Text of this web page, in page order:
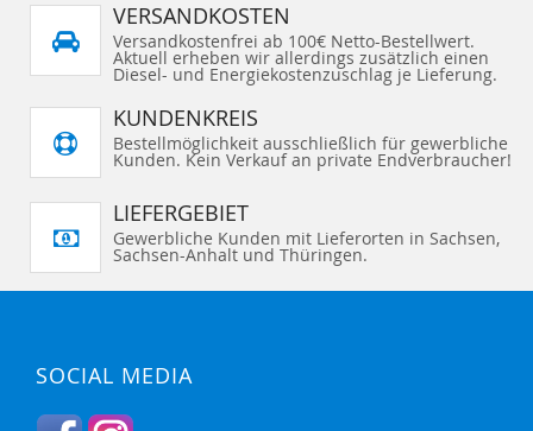
VERSANDKOSTEN
Versandkostenfrei ab 100€ Netto-Bestellwert.
Aktuell erheben wir allerdings zusätzlich einen
Diesel- und Energiekostenzuschlag je Lieferung.
KUNDENKREIS
Bestellmöglichkeit ausschließlich für gewerbliche
Kunden. Kein Verkauf an private Endverbraucher!
LIEFERGEBIET
Gewerbliche Kunden mit Lieferorten in Sachsen,
Sachsen-Anhalt und Thüringen.
SOCIAL MEDIA